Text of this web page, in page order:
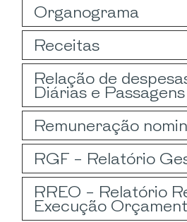
Organograma
Receitas
Relação de
Diárias e Passagens
Remuneração
RGF - Relatório
RREO - Relatório
Execução